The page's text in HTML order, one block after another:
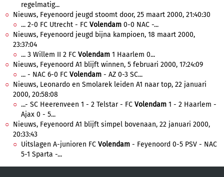
regelmatig...
Nieuws, Feyenoord jeugd stoomt door, 25 maart 2000, 21:40:30
... 2-0 FC Utrecht - FC Volendam 0-0 NAC -...
Nieuws, Feyenoord jeugd bijna kampioen, 18 maart 2000,
23:37:04
... 3 Willem II 2 FC Volendam 1 Haarlem 0...
Nieuws, Feyenoord A1 blijft winnen, 5 februari 2000, 17:24:09
... - NAC 6-0 FC Volendam - AZ 0-3 SC...
Nieuws, Leonardo en Smolarek leiden A1 naar top, 22 januari
2000, 20:58:08
...- SC Heerenveen 1 - 2 Telstar - FC Volendam 1 - 2 Haarlem -
Ajax 0 - 5...
Nieuws, Feyenoord A1 blijft simpel bovenaan, 22 januari 2000,
20:33:43
Uitslagen A-junioren FC Volendam - Feyenoord 0-5 PSV - NAC
5-1 Sparta -...